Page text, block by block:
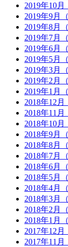
2019年10月
2019年9月（
2019年8月（
2019年7月（
2019年6月（
2019年5月（
2019年3月（
2019年2月（
2019年1月（
2018年12月
2018年11月
2018年10月
2018年9月（
2018年8月（
2018年7月（
2018年6月（
2018年5月（
2018年4月（
2018年3月（
2018年2月（
2018年1月（
2017年12月
2017年11月